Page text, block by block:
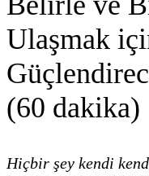
Ulaşmak
(60 dakika)
Hiçbir şey kendi